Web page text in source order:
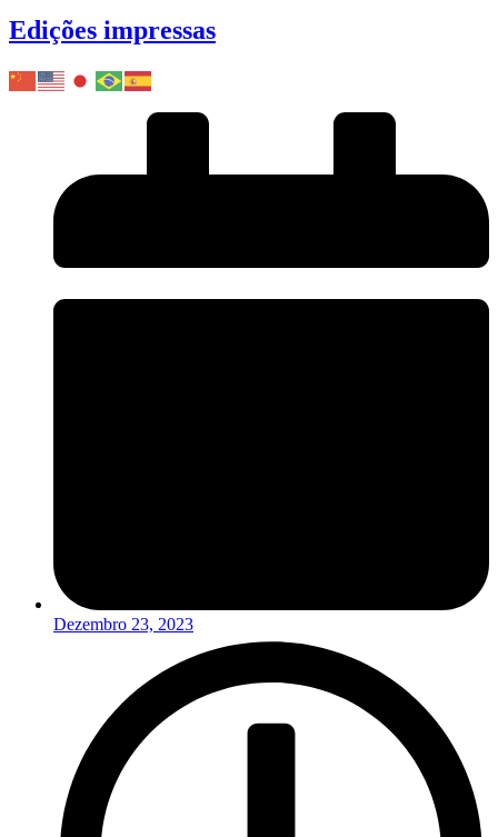
Edições impressas
Dezembro 23, 2023